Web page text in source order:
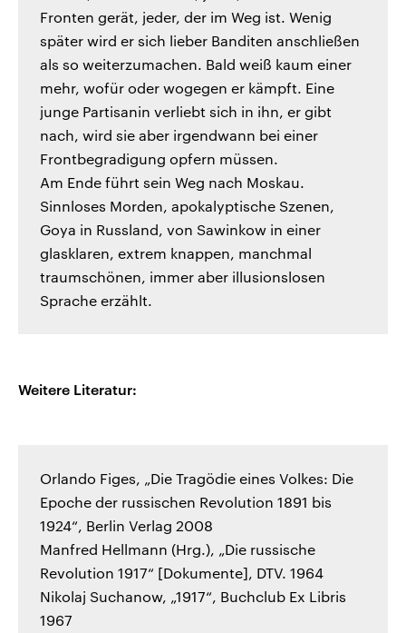
Fronten gerät, jeder, der im Weg ist. Wenig
später wird er sich lieber Banditen anschließen
als so weiterzumachen. Bald weiß kaum einer
mehr, wofür oder wogegen er kämpft. Eine
junge Partisanin verliebt sich in ihn, er gibt
nach, wird sie aber irgendwann bei einer
Frontbegradigung opfern müssen.
Am Ende führt sein Weg nach Moskau.
Sinnloses Morden, apokalyptische Szenen,
Goya in Russland, von Sawinkow in einer
glasklaren, extrem knappen, manchmal
traumschönen, immer aber illusionslosen
Sprache erzählt.
Weitere Literatur:
Orlando Figes, „Die Tragödie eines Volkes: Die
Epoche der russischen Revolution 1891 bis
1924“, Berlin Verlag 2008
Manfred Hellmann (Hrg.), „Die russische
Revolution 1917“ [Dokumente], DTV. 1964
Nikolaj Suchanow, „1917“, Buchclub Ex Libris
1967